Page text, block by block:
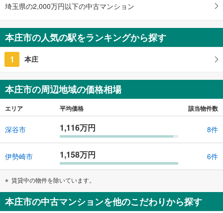
埼玉県の2,000万円以下の中古マンション
本庄市の人気の駅をランキングから探す
1 本庄
本庄市の周辺地域の価格相場
エリア 平均価格 該当物件数
深谷市 1,116万円 8件
伊勢崎市 1,158万円 6件
賃貸中の物件を除いています。
本庄市の中古マンションを他のこだわりから探す